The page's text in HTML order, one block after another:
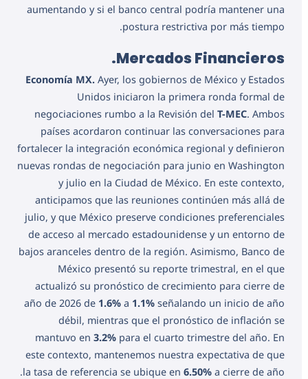
aumentando y si el banco central podría mantener una
postura restrictiva por más tiempo.
Mercados Financieros.
Economía MX. Ayer, los gobiernos de México y Estados
Unidos iniciaron la primera ronda formal de
negociaciones rumbo a la Revisión delT-MEC. Ambos
países acordaron continuar las conversaciones para
fortalecer la integración económica regional y definieron
nuevas rondas de negociación para junio en Washington
y julio en la Ciudad de México. En este contexto,
anticipamos que las reuniones continúen más allá de
julio, y que México preserve condiciones preferenciales
de acceso al mercado estadounidense y un entorno de
bajos aranceles dentro de la región. Asimismo, Banco de
México presentó su reporte trimestral, en el que
actualizó su pronóstico de crecimiento para cierre de
año de 2026 de 1.6% a 1.1% señalando un inicio de año
débil, mientras que el pronóstico de inflación se
mantuvo en3.2% para el cuarto trimestre del año. En
este contexto, mantenemos nuestra expectativa de que
la tasa de referencia se ubique en6.50% a cierre de año.